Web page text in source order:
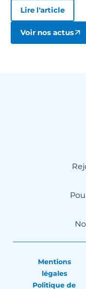
Lire l'article
Voir nos actus
Mentions
légales
Politique de